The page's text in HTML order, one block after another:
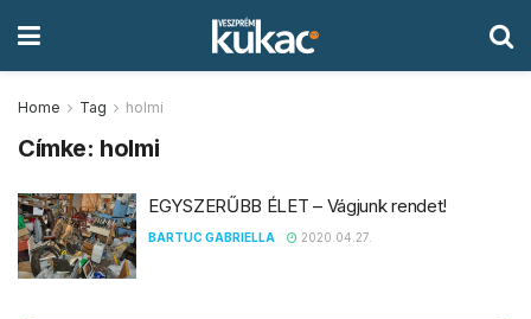
Home Tag holmi
Címke: holmi
EGYSZERŰBB ÉLET – Vágjunk rendet!
BARTUC GABRIELLA 2020.04.27.